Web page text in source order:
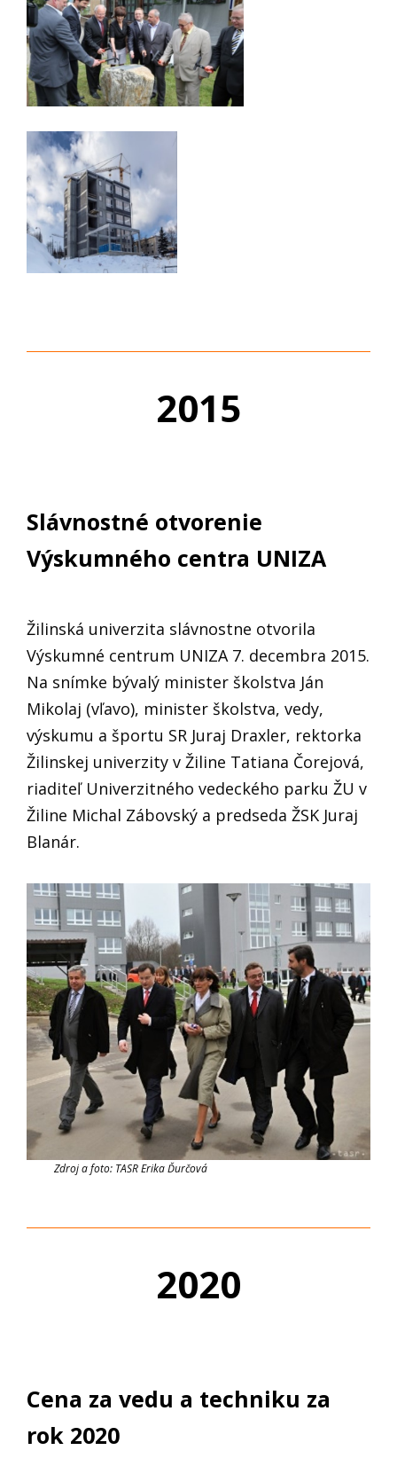
2015
Slávnostné otvorenie
Výskumného centra UNIZA
Žilinská univerzita slávnostne otvorila
Výskumné centrum UNIZA 7. decembra 2015.
Na snímke bývalý minister školstva Ján
Mikolaj (vľavo), minister školstva, vedy,
výskumu a športu SR Juraj Draxler, rektorka
Žilinskej univerzity v Žiline Tatiana Čorejová,
riaditeľ Univerzitného vedeckého parku ŽU v
Žiline Michal Zábovský a predseda ŽSK Juraj
Blanár.
Zdroj a foto: TASR Erika Ďurčová
2020
Cena za vedu a techniku za
rok 2020